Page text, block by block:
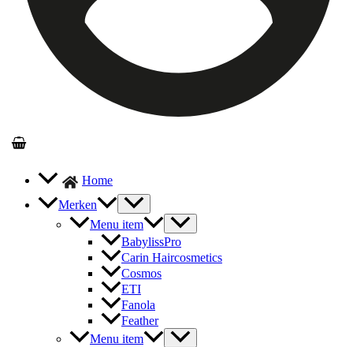
Home
Merken
Menu item
BabylissPro
Carin Haircosmetics
Cosmos
ETI
Fanola
Feather
Menu item